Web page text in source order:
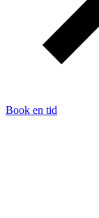
Book en tid